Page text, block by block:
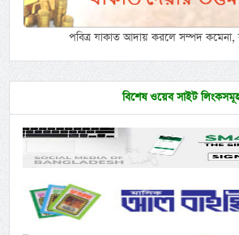
পবিত্র যাকাত আদায় করলে সম্পদ কমেনা,
বিশেষ ওয়েব সাইট